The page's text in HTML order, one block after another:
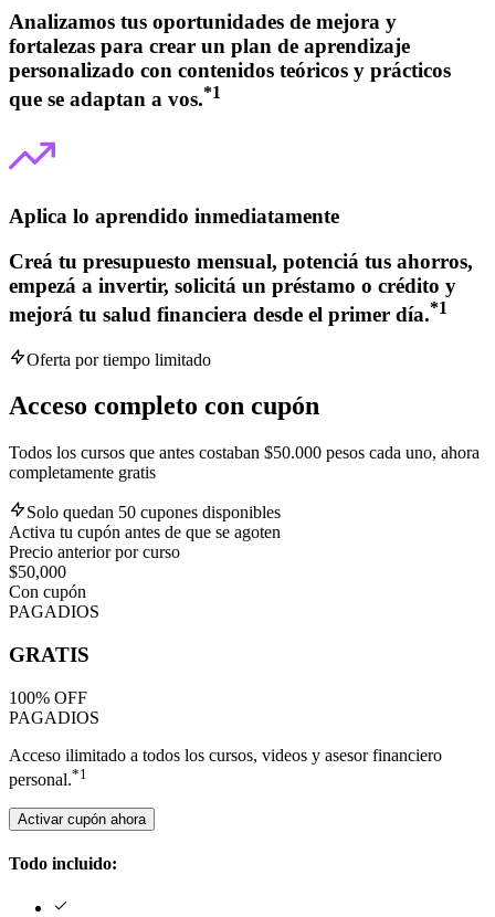
Analizamos tus oportunidades de mejora y
fortalezas para crear un plan de aprendizaje
personalizado con contenidos teóricos y prácticos
que se adaptan a vos.*1
Aplica lo aprendido inmediatamente
Creá tu presupuesto mensual, potenciá tus ahorros,
empezá a invertir, solicitá un préstamo o crédito y
mejorá tu salud financiera desde el primer día.*1
Oferta por tiempo limitado
Acceso completo con cupón
Todos los cursos que antes costaban $50.000 pesos cada uno, ahora
completamente gratis
Solo quedan 50 cupones disponibles
Activa tu cupón antes de que se agoten
Precio anterior por curso
$50,000
Con cupón
PAGADIOS
GRATIS
100% OFF
PAGADIOS
Acceso ilimitado a todos los cursos, videos y asesor financiero
personal.*1
Activar cupón ahora
Todo incluido: